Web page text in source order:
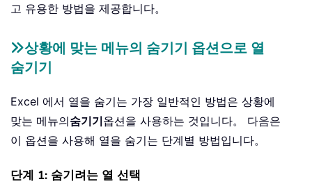
고 유용한 방법을 제공합니다。
상황에 맞는 메뉴의 숨기기 옵션으로 열
숨기기
Excel 에서 열을 숨기는 가장 일반적인 방법은 상황에
맞는 메뉴의숨기기옵션을 사용하는 것입니다。 다음은
이 옵션을 사용해 열을 숨기는 단계별 방법입니다。
단계 1: 숨기려는 열 선택